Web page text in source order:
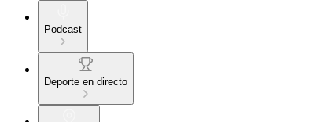
Podcast
Deporte en directo